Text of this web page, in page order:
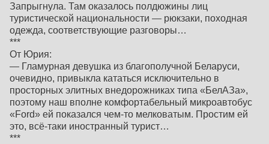
Запрыгнула. Там оказалось полдюжины лиц
туристической национальности — рюкзаки, походная
одежда, соответствующие разговоры…
***
От Юрия:
— Гламурная девушка из благополучной Беларуси,
очевидно, привыкла кататься исключительно в
просторных элитных внедорожниках типа «БелАЗа»,
поэтому наш вполне комфортабельный микроавтобус
«Ford» ей показался чем-то мелковатым. Простим ей
это, всё-таки иностранный турист…
***